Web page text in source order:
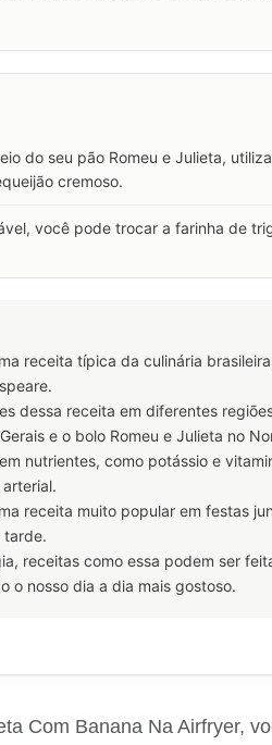
do seu pão Romeu e Julieta,
cremoso.
você pode trocar a farinha de
receita típica da culinária
dessa receita em diferentes
e o bolo Romeu e Julieta no
nutrientes, como potássio e
receita muito popular em festas
tarde.
receitas como essa podem ser
o nosso dia a dia mais gostoso.
Com Banana Na Airfryer,